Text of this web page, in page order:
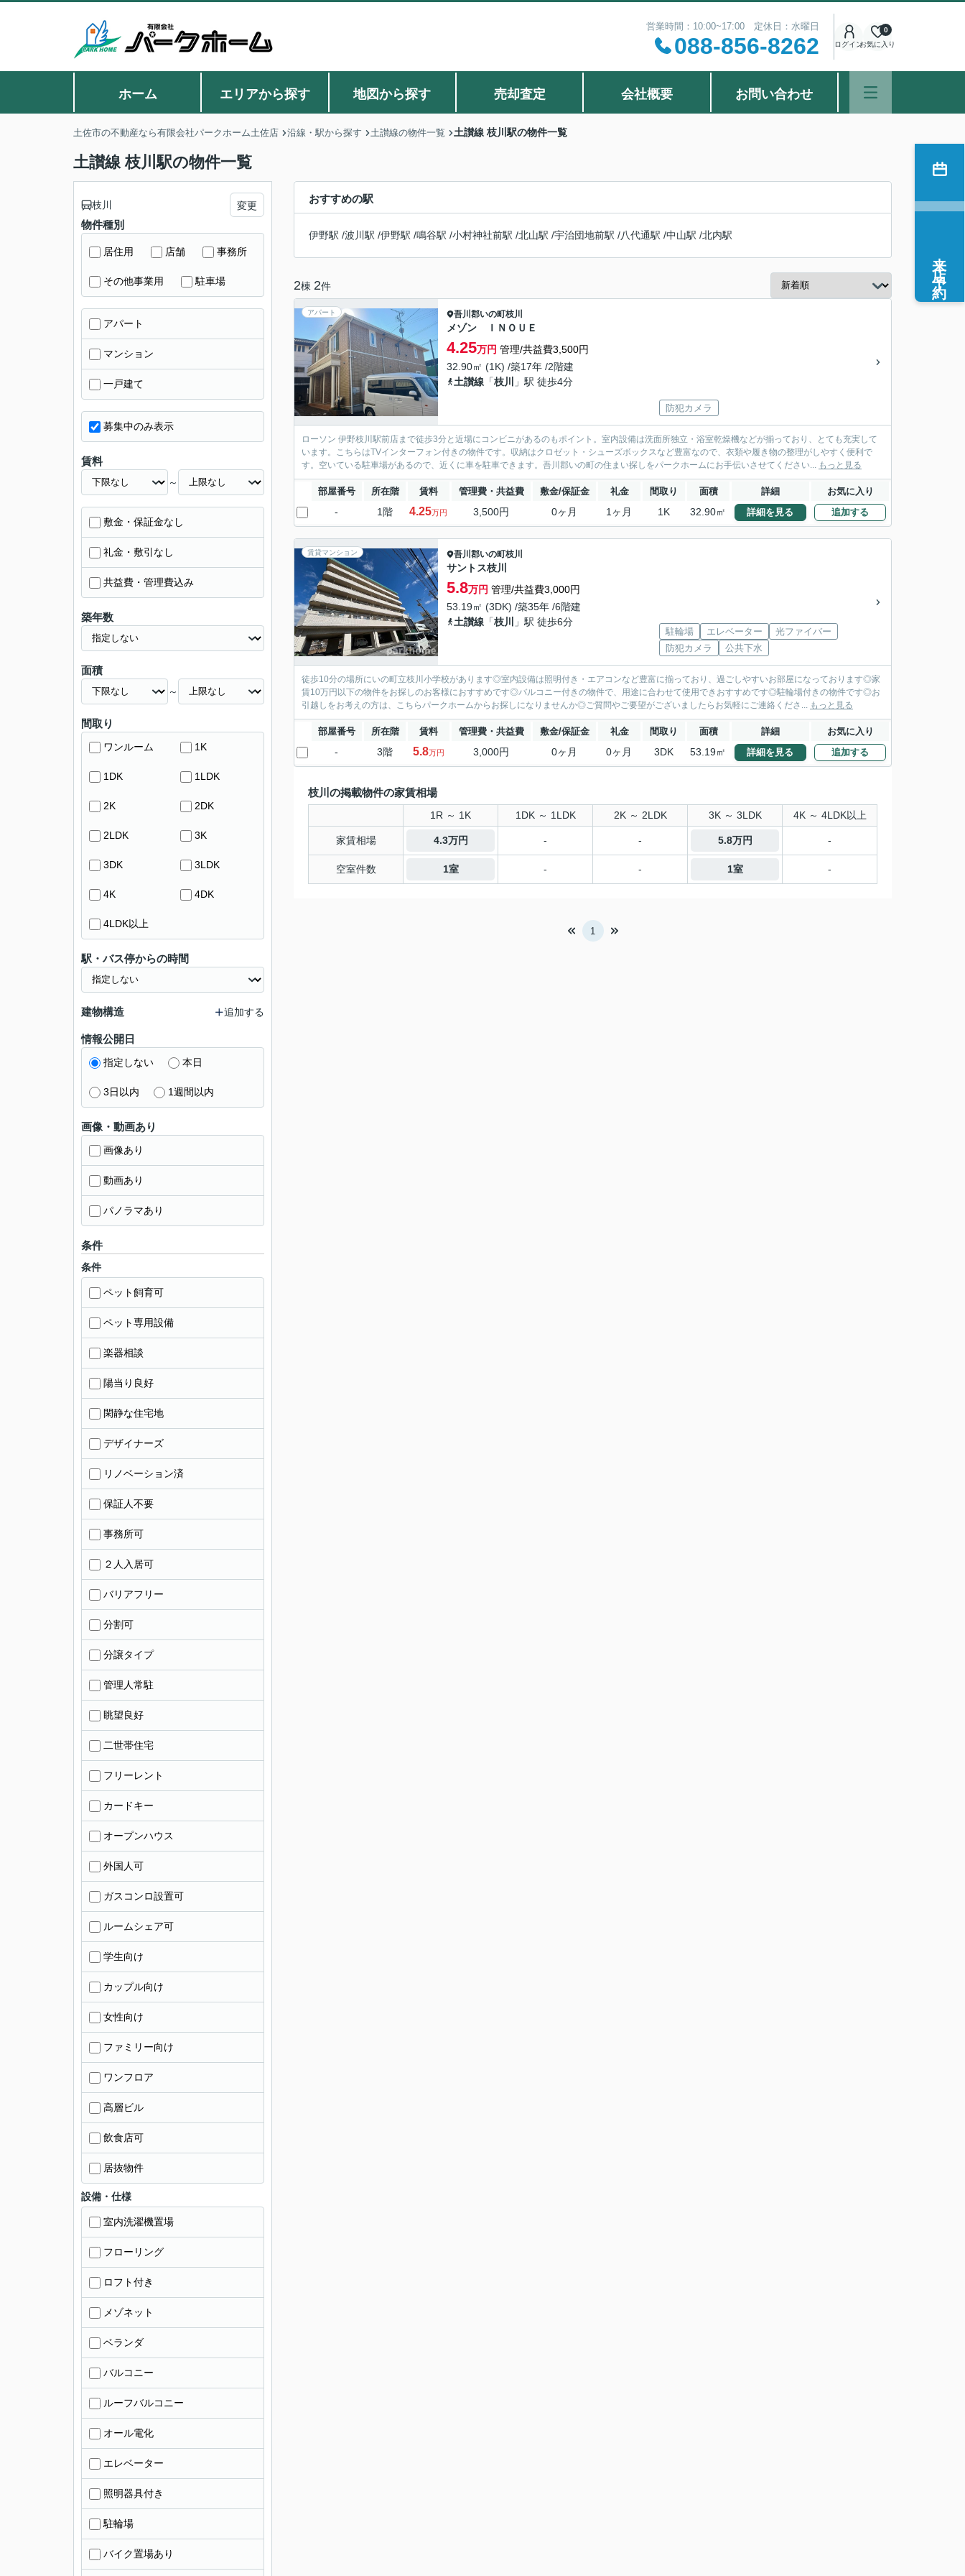
営業時間：10:00~17:00 定休日：水曜日
088-856-8262 ログインお気に入り
0
ホーム エリアから探す 地図から探す 売却査定 会社概要 お問い合わせ
土佐市の不動産なら有限会社パークホーム土佐店 沿線・駅から探す 土讃線の物件一覧 土讃線 枝川駅の物件一覧
土讃線 枝川駅の物件一覧
おすすめの駅
伊野駅 /波川駅 /伊野駅 /鳴谷駅 /小村神社前駅 /北山駅 /宇治団地前駅 /八代通駅 /中山駅 /北内駅
2棟 2件
アパート 吾川郡いの町枝川
メゾン ＩＮＯＵＥ
4.25万円 管理/共益費3,500円
32.90㎡ (1K) /築17年 /2階建
土讃線 「枝川 」駅 徒歩4分
防犯カメラ
ローソン 伊野枝川駅前店まで徒歩3分と近場にコンビニがあるのもポイント。室内設備は洗面所独立・浴室乾燥機などが揃っており、とても充実して
います。こちらはTVインターフォン付きの物件です。収納はクロゼット・シューズボックスなど豊富なので、衣類や履き物の整理がしやすく便利で
す。空いている駐車場があるので、近くに車を駐車できます。吾川郡いの町の住まい探しをパークホームにお手伝いさせてください... もっと見る
部屋番号 所在階 賃料 管理費・共益費 敷金/保証金 礼金 間取り 面積 詳細 お気に入り
- 1階 4.25万円 3,500円 0ヶ月 1ヶ月 1K 32.90㎡ 詳細を見る 追加する
賃貸マンション 吾川郡いの町枝川
サントス枝川
5.8万円 管理/共益費3,000円
53.19㎡ (3DK) /築35年 /6階建
土讃線 「枝川 」駅 徒歩6分
駐輪場 エレベーター
光ファイバー
防犯カメラ
公共下水
徒歩10分の場所にいの町立枝川小学校があります◎室内設備は照明付き・エアコンなど豊富に揃っており、過ごしやすいお部屋になっております◎家
賃10万円以下の物件をお探しのお客様におすすめです◎バルコニー付きの物件で、用途に合わせて使用できおすすめです◎駐輪場付きの物件です◎お
引越しをお考えの方は、こちらパークホームからお探しになりませんか◎ご質問やご要望がございましたらお気軽にご連絡くださ... もっと見る
部屋番号 所在階 賃料 管理費・共益費 敷金/保証金 礼金 間取り 面積 詳細 お気に入り
- 3階 5.8万円 3,000円 0ヶ月 0ヶ月 3DK 53.19㎡ 詳細を見る 追加する
枝川の掲載物件の家賃相場
1R ～ 1K 1DK ～ 1LDK 2K ～ 2LDK 3K ～ 3LDK 4K ～ 4LDK以上
家賃相場 4.3万円 - - 5.8万円 -
空室件数 1室 - - 1室 -
1
枝川 変更
物件種別
居住用 店舗 事務所
その他事業用 駐車場
アパート
マンション
一戸建て
募集中のみ表示
賃料
～
敷金・保証金なし
礼金・敷引なし
共益費・管理費込み
築年数
面積
～
間取り
ワンルーム 1K
1DK 1LDK
2K 2DK
2LDK 3K
3DK 3LDK
4K 4DK
4LDK以上
駅・バス停からの時間
建物構造 追加する
情報公開日
指定しない 本日
3日以内 1週間以内
画像・動画あり
画像あり
動画あり
パノラマあり
条件
条件
ペット飼育可
ペット専用設備
楽器相談
陽当り良好
閑静な住宅地
デザイナーズ
リノベーション済
保証人不要
事務所可
２人入居可
バリアフリー
分割可
分譲タイプ
管理人常駐
眺望良好
二世帯住宅
フリーレント
カードキー
オープンハウス
外国人可
ガスコンロ設置可
ルームシェア可
学生向け
カップル向け
女性向け
ファミリー向け
ワンフロア
高層ビル
飲食店可
居抜物件
設備・仕様
室内洗濯機置場
フローリング
ロフト付き
メゾネット
ベランダ
バルコニー
ルーフバルコニー
オール電化
エレベーター
照明器具付き
駐輪場
バイク置場あり
来店予約